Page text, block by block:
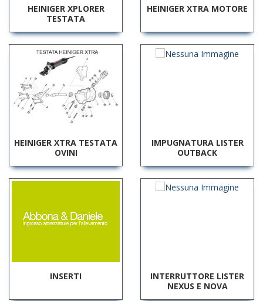
HEINIGER XPLORER
TESTATA
HEINIGER XTRA MOTORE
HEINIGER XTRA TESTATA
OVINI
IMPUGNATURA LISTER
OUTBACK
INSERTI
INTERRUTTORE LISTER
NEXUS E NOVA